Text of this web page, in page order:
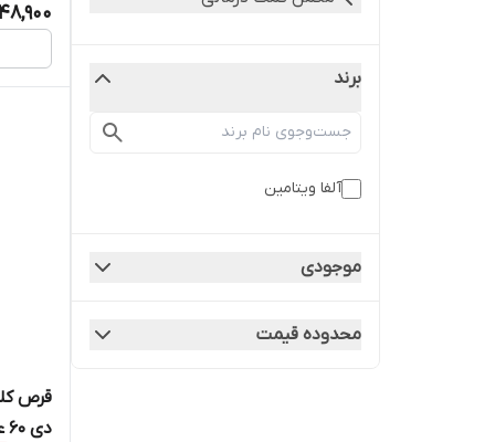
برند
آلفا ویتامین
موجودی
محدوده قیمت
قرص
دی 60 عددی آلفا ویتامینز